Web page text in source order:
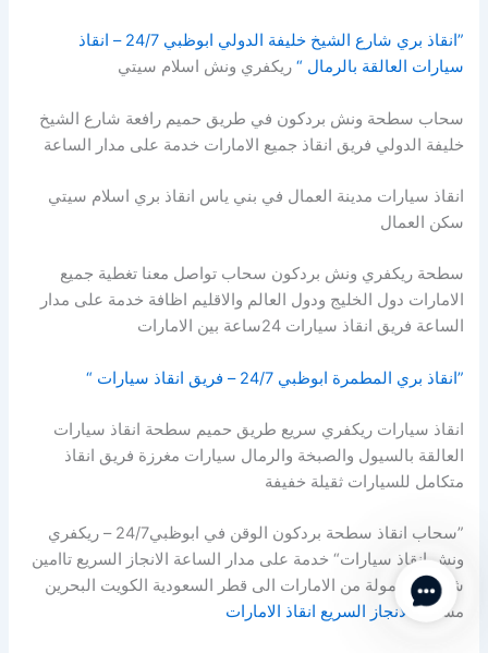
”انقاذ بري شارع الشيخ خليفة الدولي ابوظبي 24/7 – انقاذ
سيارات العالقة بالرمال “ ريكفري ونش اسلام سيتي
سحاب سطحة ونش بردكون في طريق حميم رافعة شارع الشيخ
خليفة الدولي فريق انقاذ جميع الامارات خدمة على مدار الساعة
انقاذ سيارات مدينة العمال في بني ياس انقاذ بري اسلام سيتي
سكن العمال
سطحة ريكفري ونش بردكون سحاب تواصل معنا تغطية جميع
الامارات دول الخليج ودول العالم والاقليم اظافة خدمة على مدار
الساعة فريق انقاذ سيارات 24ساعة بين الامارات
”انقاذ بري المطمرة ابوظبي 24/7 – فريق انقاذ سيارات “
انقاذ سيارات ريكفري سريع طريق حميم سطحة انقاذ سيارات
العالقة بالسيول والصبخة والرمال سيارات مغرزة فريق انقاذ
متكامل للسيارات ثقيلة خفيفة
”سحاب انقاذ سطحة بردكون الوقن في ابوظبي24/7 – ريكفري
ونش انقاذ سيارات“ خدمة على مدار الساعة الانجاز السريع تاامين
شامل للحمولة من الامارات الى قطر السعودية الكويت البحرين
مسقط الانجاز السريع انقاذ الامارات
Contact Us